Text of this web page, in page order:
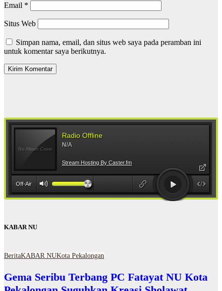
Email *
Situs Web
Simpan nama, email, dan situs web saya pada peramban ini
untuk komentar saya berikutnya.
KABAR NU
BeritaKABAR NUKota Pekalongan
Gema Seribu Terbang PC Fatayat NU Kota